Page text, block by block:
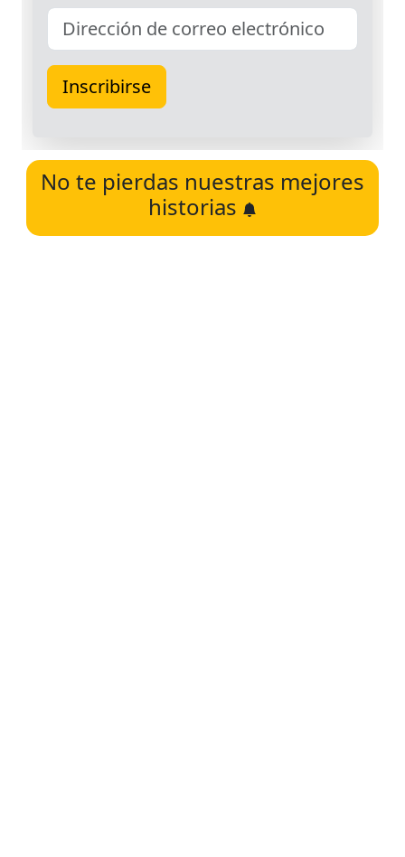
No te pierdas nuestras mejores
historias